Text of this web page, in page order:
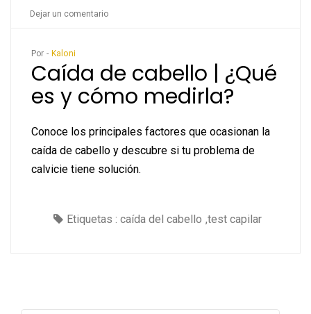
Dejar un comentario
cabello
¿Qué
es
cómo
Por - Kaloni
Caída de cabello | ¿Qué
es y cómo medirla?
Conoce los principales factores que ocasionan la
caída de cabello y descubre si tu problema de
calvicie tiene solución.
Etiquetas : caída del cabello ,test capilar